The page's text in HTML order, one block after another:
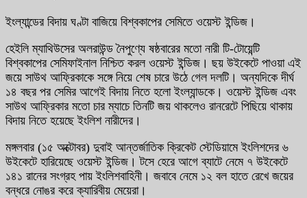
ইংল্যান্ডের বিদায় ঘণ্টা বাজিয়ে বিশ্বকাপের সেমিতে ওয়েস্ট ইন্ডিজ।
হেইলি ম্যাথিউসের অলরাউন্ড নৈপুণ্যে ষষ্ঠবারের মতো নারী টি-টোয়েন্টি
বিশ্বকাপের সেমিফাইনাল নিশ্চিত করল ওয়েস্ট ইন্ডিজ। ছয় উইকেটে পাওয়া এই
জয়ে সাউথ আফ্রিকাকে সঙ্গে নিয়ে শেষ চারে উঠে গেল দলটি। অন্যদিকে দীর্ঘ
১৪ বছর পর সেমির আগেই বিদায় নিতে হলো ইংল্যান্ডকে। ওয়েস্ট ইন্ডিজ এবং
সাউথ আফ্রিকার মতো চার ম্যাচে তিনটি জয় থাকলেও রানরেটে পিছিয়ে থাকায়
বিদায় নিতে হয়েছে ইংলিশ নারীদের।
মঙ্গলবার (১৫ অক্টোবর) দুবাই আন্তর্জাতিক ক্রিকেট স্টেডিয়ামে ইংলিশদের ৬
উইকেটে হারিয়েছে ওয়েস্ট ইন্ডিজ। টসে হেরে আগে ব্যাটে নেমে ৭ উইকেটে
১৪১ রানের সংগ্রহ পায় ইংলিশবাহিনী। জবাবে নেমে ১২ বল হাতে রেখে জয়ের
বন্ধরে নোঙর করে ক্যারিবীয় মেয়েরা।